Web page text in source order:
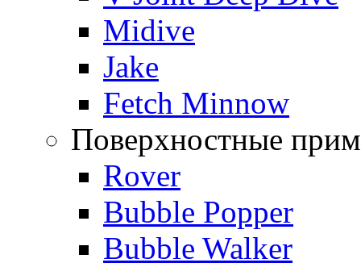
Midive
Jake
Fetch Minnow
Поверхностные
Rover
Bubble Popper
Bubble Walker